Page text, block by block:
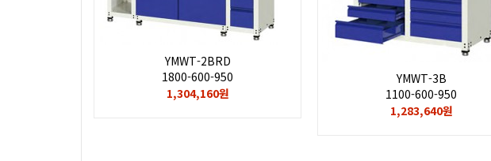
YMWT-2BRD
1800-600-950
1,304,160원
YMWT-3B
1100-600-950
1,283,640원